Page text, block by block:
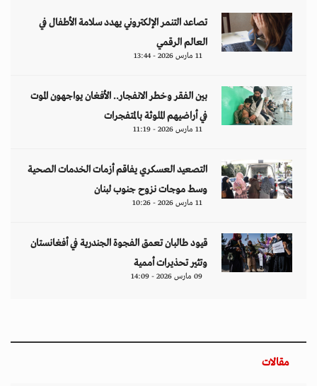
تصاعد التنمر الإلكتروني يهدد سلامة الأطفال في
العالم الرقمي
11 مارس 2026 - 13:44
بين الفقر وخطر الانفجار.. الأفغان يواجهون الموت
في أراضيهم الملوثة بالمتفجرات
11 مارس 2026 - 11:19
التصعيد العسكري يفاقم أزمات الخدمات الصحية
وسط موجات نزوح جنوب لبنان
11 مارس 2026 - 10:26
قيود طالبان تعمق الفجوة الجندرية في أفغانستان
وتثير تحذيرات أممية
09 مارس 2026 - 14:09
مقالات